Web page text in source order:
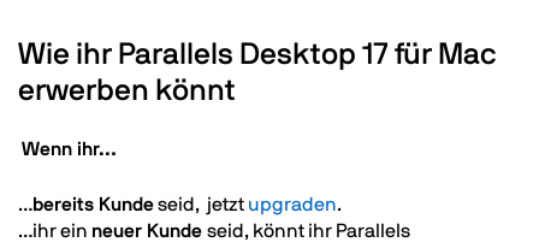
Wie ihr Parallels Desktop 17 für Mac
erwerben könnt
Wenn ihr…
…bereits Kundeseid, jetzt upgraden.
…ihr ein neuer Kunde seid, könnt ihr Parallels